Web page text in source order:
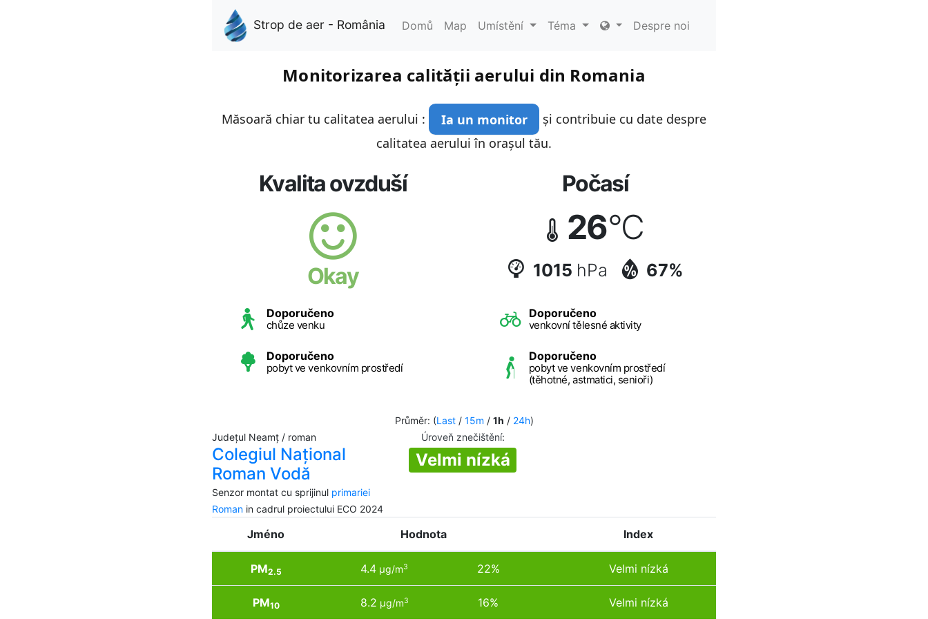
Strop de aer - România Domů Map Umístění Téma Despre noi
Monitorizarea calității aerului din Romania
Măsoară chiar tu calitatea aerului : Ia un monitor
și contribuie cu date despre
calitatea aerului în orașul tău.
Kvalita ovzduší
Okay
Počasí
26°C
1015 hPa 67%
Doporučeno
chůze venku
Doporučeno
venkovní tělesné aktivity
Doporučeno
pobyt ve venkovním prostředí
Doporučeno
pobyt ve venkovním prostředí
(těhotné, astmatici, senioři)
Průměr: (Last/ 15m / 1h / 24h)
Județul Neamț / roman
Colegiul Național
Roman Vodă
Senzor montat cu sprijinul primariei
Roman in cadrul proiectului ECO 2024
Úroveň znečištění:
Velmi nízká
Jméno Hodnota Index
PM2.5 4.4 µg/m3 22% Velmi nízká
PM10 8.2 µg/m3 16% Velmi nízká